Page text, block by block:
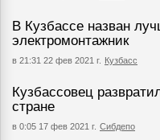
В Кузбассе назван
электромонтажник
в 21:31 22 фев 2021 г. Кузбасс
Кузбассовец
стране
в 0:05 17 фев 2021 г. Сибдепо